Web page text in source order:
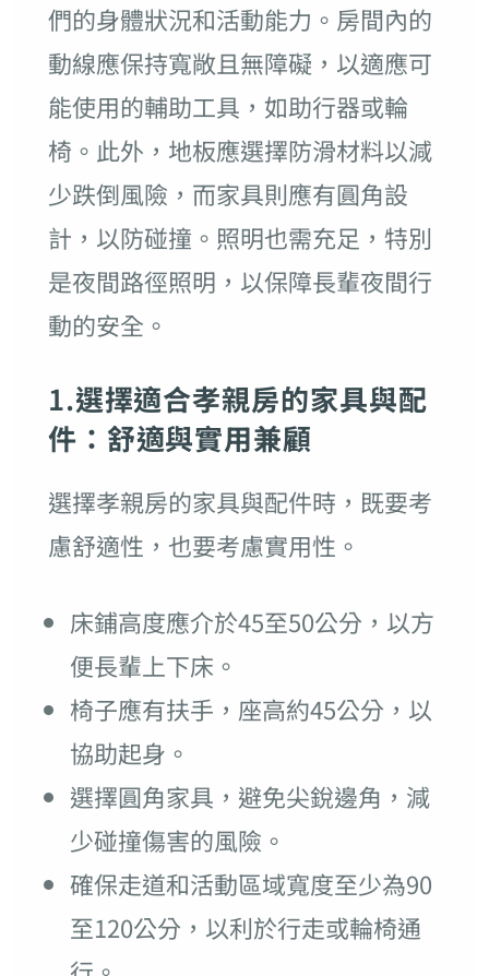
們的身體狀況和活動能力。房間內的
動線應保持寬敞且無障礙，以適應可
能使用的輔助工具，如助行器或輪
椅。此外，地板應選擇防滑材料以減
少跌倒風險，而家具則應有圓角設
計，以防碰撞。照明也需充足，特別
是夜間路徑照明，以保障長輩夜間行
動的安全。
1.選擇適合孝親房的家具與配
件：舒適與實用兼顧
選擇孝親房的家具與配件時，既要考
慮舒適性，也要考慮實用性。
床鋪高度應介於45至50公分，以方
便長輩上下床。
椅子應有扶手，座高約45公分，以
協助起身。
選擇圓角家具，避免尖銳邊角，減
少碰撞傷害的風險。
確保走道和活動區域寬度至少為90
至120公分，以利於行走或輪椅通